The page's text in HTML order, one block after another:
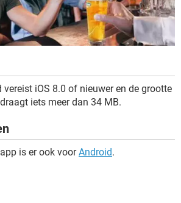
vereist iOS 8.0 of nieuwer en de grootte
iets meer dan 34 MB.
is er ook voorAndroid.